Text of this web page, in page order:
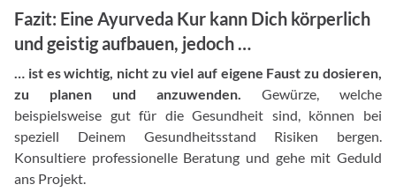
Fazit: Eine Ayurveda Kur kann Dich körperlich
und geistig aufbauen, jedoch …
… ist es wichtig, nicht zu viel auf eigene Faust zu dosieren,
zu planen und anzuwenden. Gewürze, welche
beispielsweise gut für die Gesundheit sind, können bei
speziell Deinem Gesundheitsstand Risiken bergen.
Konsultiere professionelle Beratung und gehe mit Geduld
ans Projekt.